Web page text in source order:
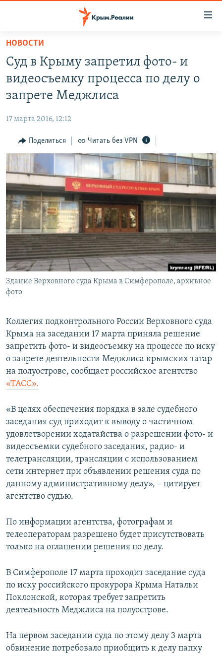
Вернуться
основному
содержанию
главной
навигации
Вернутся
поиску
СПЕЦПРОЕКТЫ
11 ЛЕТ ОККУПАЦИИ КРЫМА. 11 ИСТОРИЙ СОПРОТИВЛЕНИЯ
ЕЩЕ
ИНТЕРАКТИВ
ИНФОГРАФИКА
ТЕЛЕПРОЕКТ КРЫМ.РЕАЛИИ
СОВЕТЫ ПРАВОЗАЩИТНИКОВ
ПРОПАВШИЕ БЕЗ ВЕСТИ
ПОБЕДИТЕЛЕЙ НЕ СУДЯТ?
КРЫМ.НЕПОКОРЕННЫЙ
ELIFBE
УКРАИНСКАЯ ПРОБЛЕМА КРЫМА
РАДІО СВОБОДА
КАК ОБОЙТИ БЛОКИРОВКУ
Українською
Qırımtatar
ПРИСОЕДИНЯЙТЕСЬ!
НОВОСТИ
Суд в Крыму запретил фото- и
видеосъемку процесса по делу о
запрете Меджлиса
17 марта 2016, 12:12
Поделиться Читать без VPN
Здание Верховного суда Крыма в Симферополе, архивное
фото
Коллегия подконтрольного России Верховного суда
Крыма на заседании 17 марта приняла решение
запретить фото- и видеосъемку на процессе по иску
о запрете деятельности Меджлиса крымских татар
на полуострове, сообщает российское агентство
«ТАСС».
«В целях обеспечения порядка в зале судебного
заседания суд приходит к выводу о частичном
удовлетворении ходатайства о разрешении фото- и
видеосъемки судебного заседания, радио- и
телетрансляции, трансляции с использованием
сети интернет при объявлении решения суда по
данному административному делу», – цитирует
агентство судью.
По информации агентства, фотографам и
телеоператорам разрешено будет присутствовать
только на оглашении решения по делу.
В Симферополе 17 марта проходит заседание суда
по иску российского прокурора Крыма Натальи
Поклонской, которая требует запретить
деятельность Меджлиса на полуострове.
На первом заседании суда по этому делу 3 марта
обвинение потребовало приобщить к делу папку